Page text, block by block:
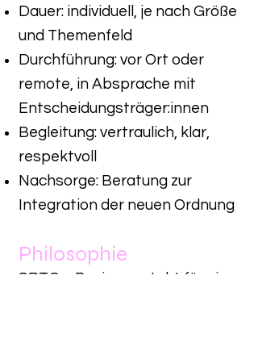
Dauer: individuell, je nach Größe
und Themenfeld
Durchführung: vor Ort oder
remote, in Absprache mit
Entscheidungsträger:innen
Begleitung: vertraulich, klar,
respektvoll
Nachsorge: Beratung zur
Integration der neuen Ordnung
Philosophie
SRT® × Business steht für eine